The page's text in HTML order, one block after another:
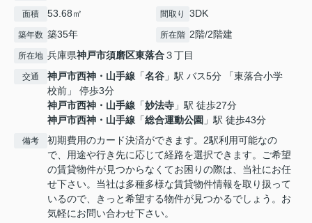
面積 53.68㎡ 間取り 3DK
築年数 築35年 所在階 2階/2階建
所在地 兵庫県神戸市須磨区東落合３丁目
交通 神戸市西神・山手線 「名谷 」駅 バス5分 「東落合小学
校前」 停歩3分
神戸市西神・山手線 「妙法寺 」駅 徒歩27分
神戸市西神・山手線 「総合運動公園 」駅 徒歩43分
備考
初期費用のカード決済ができます。2駅利用可能なの
で、用途や行き先に応じて経路を選択できます。ご希望
の賃貸物件が見つからなくてお困りの際は、当社にお任
せ下さい。当社は多種多様な賃貸物件情報を取り扱って
いるので、きっと希望する物件が見つかるでしょう。お
気軽にお問い合わせ下さい。